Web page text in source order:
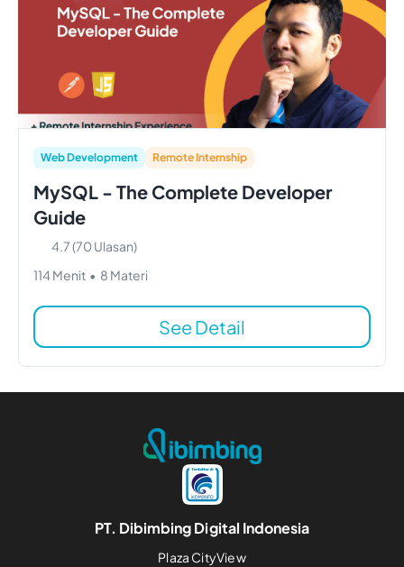
Web Development Remote Internship
MySQL - The Complete Developer
Guide
4.7(70Ulasan)
114 Menit • 8 Materi
See Detail
PT. Dibimbing Digital Indonesia
Plaza CityView